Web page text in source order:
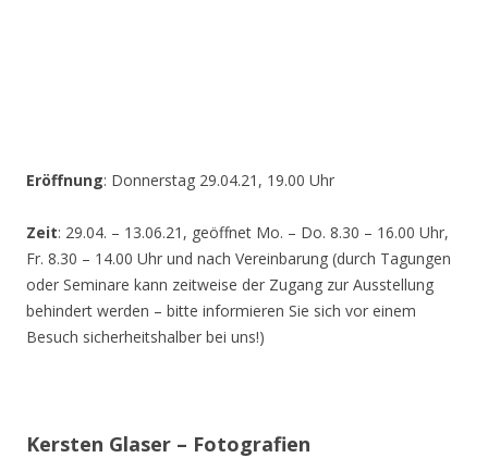
Eröffnung: Donnerstag 29.04.21, 19.00 Uhr
Zeit: 29.04. – 13.06.21, geöffnet Mo. – Do. 8.30 – 16.00 Uhr,
Fr. 8.30 – 14.00 Uhr und nach Vereinbarung (durch Tagungen
oder Seminare kann zeitweise der Zugang zur Ausstellung
behindert werden – bitte informieren Sie sich vor einem
Besuch sicherheitshalber bei uns!)
Kersten Glaser – Fotografien